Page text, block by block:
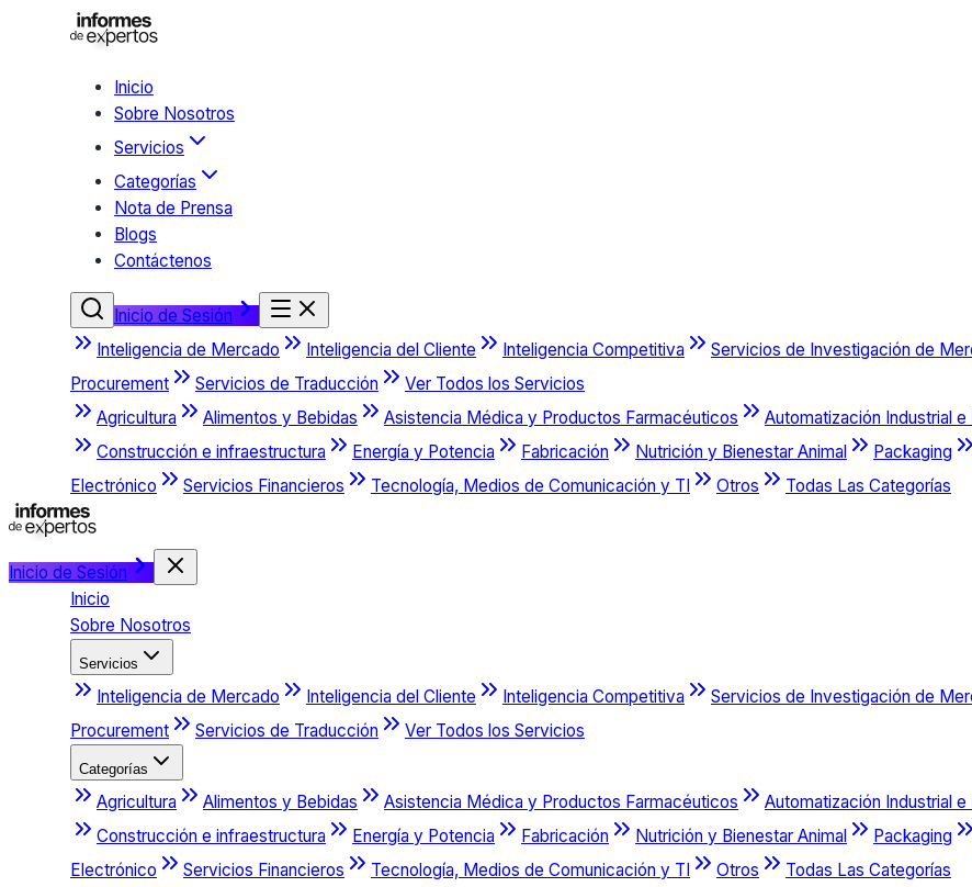
Inicio
Sobre Nosotros
Servicios
Categorías
Nota de Prensa
Blogs
Contáctenos
Inicio de Sesión
Inteligencia de Mercado
Inteligencia del Cliente Inteligencia Competitiva Servicios de Investigación de
Procurement
Servicios de Traducción
Ver Todos los Servicios
Agricultura
Alimentos y Bebidas Asistencia Médica y Productos Farmacéuticos Automatización Industrial
Construcción e infraestructura
Energía y Potencia Fabricación Nutrición y Bienestar Animal Packaging
Electrónico
Servicios Financieros Tecnología, Medios de Comunicación y TI Otros Todas Las Categorías
Inicio de Sesión
Inicio
Sobre Nosotros
Servicios
Inteligencia de Mercado Inteligencia del Cliente Inteligencia Competitiva Servicios de Investigación de
Procurement
Servicios de Traducción Ver Todos los Servicios
Categorías
Agricultura Alimentos y Bebidas Asistencia Médica y Productos Farmacéuticos Automatización Industrial
Construcción e infraestructura
Energía y Potencia Fabricación Nutrición y Bienestar Animal Packaging
Electrónico
Servicios Financieros Tecnología, Medios de Comunicación y TI Otros
Todas Las Categorías